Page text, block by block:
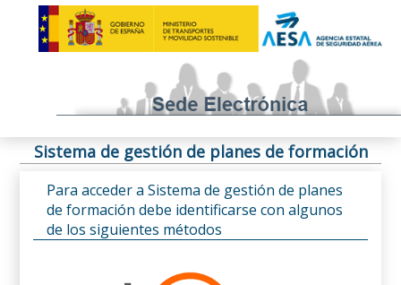
Sistema de gestión de planes de formación
Para acceder a Sistema de gestión de planes
de formación debe identificarse con algunos
de los siguientes métodos